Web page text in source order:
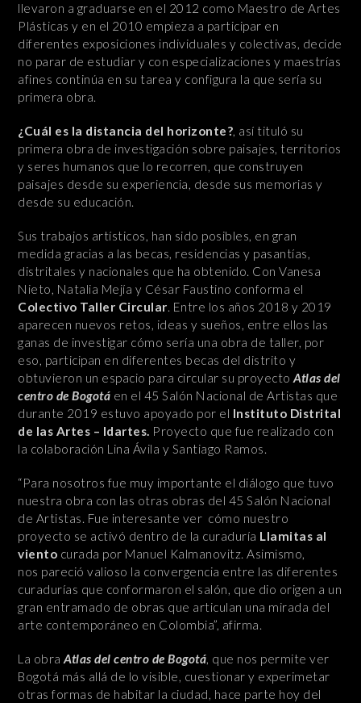
llevaron a graduarse en el 2012 como Maestro de Artes
Plásticas y en el 2010 empieza a participar en
diferentes exposiciones individuales y colectivas, decide
no parar de estudiar y con especializaciones y maestrías
afines continúa en su tarea y configura la que sería su
primera obra.
¿Cuál es la distancia del horizonte?, así tituló su
primera obra de investigación sobre paisajes, territorios
y seres humanos que lo recorren, que construyen
paisajes desde su experiencia, desde sus memorias y
desde su educación.
Sus trabajos artísticos, han sido posibles, en gran
medida gracias a las becas, residencias y pasantías,
distritales y nacionales que ha obtenido. Con Vanesa
Nieto, Natalia Mejía y César Faustino conforma el
Colectivo Taller Circular. Entre los años 2018 y 2019
aparecen nuevos retos, ideas y sueños, entre ellos las
ganas de investigar cómo sería una obra de taller, por
eso, participan en diferentes becas del distrito y
obtuvieron un espacio para circular su proyectoAtlas del
centro de Bogotá en el 45 Salón Nacional de Artistas que
durante 2019 estuvo apoyado por el Instituto Distrital
de las Artes – Idartes. Proyecto que fue realizado con
la colaboración Lina Ávila y Santiago Ramos.
“Para nosotros fue muy importante el diálogo que tuvo
nuestra obra con las otras obras del 45 Salón Nacional
de Artistas. Fue interesante ver cómo nuestro
proyecto se activó dentro de la curaduría Llamitas al
viento curada por Manuel Kalmanovitz. Asimismo,
nos pareció valioso la convergencia entre las diferentes
curadurías que conformaron el salón, que dio origen a un
gran entramado de obras que articulan una mirada del
arte contemporáneo en Colombia”, afirma.
La obraAtlas del centro de Bogotá, que nos permite ver
Bogotá más allá de lo visible, cuestionar y experimetar
otras formas de habitar la ciudad, hace parte hoy del